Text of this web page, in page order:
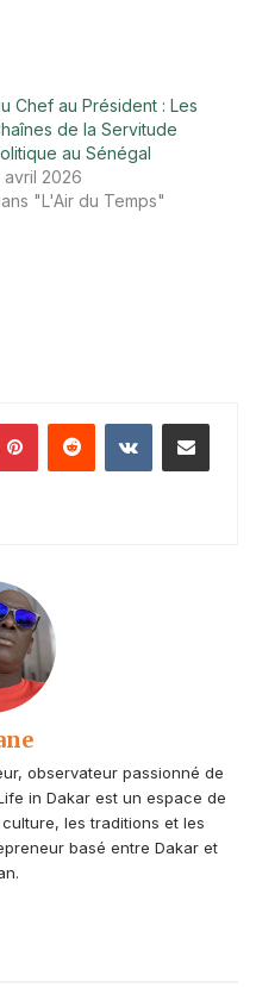
Chef au Président : Les
de la Servitude
au Sénégal
avril 2026
"L'Air du Temps"
PinterestReddit VKontaktePartager par email
observateur passionné de
in Dakar est un espace de
les traditions et les
basé entre Dakar et